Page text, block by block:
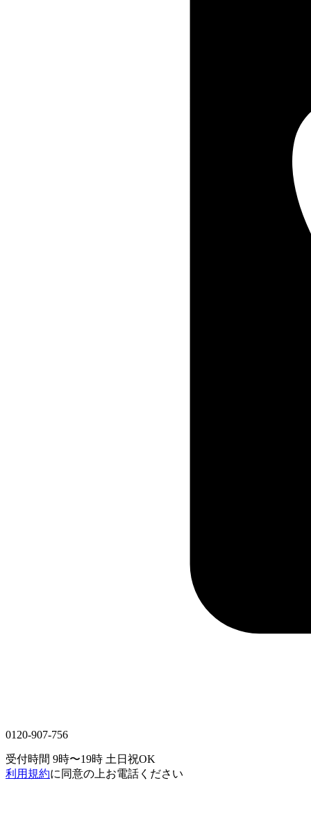
0120-907-756
受付時間 9時〜19時 土日祝OK
利用規約に同意の上お電話ください